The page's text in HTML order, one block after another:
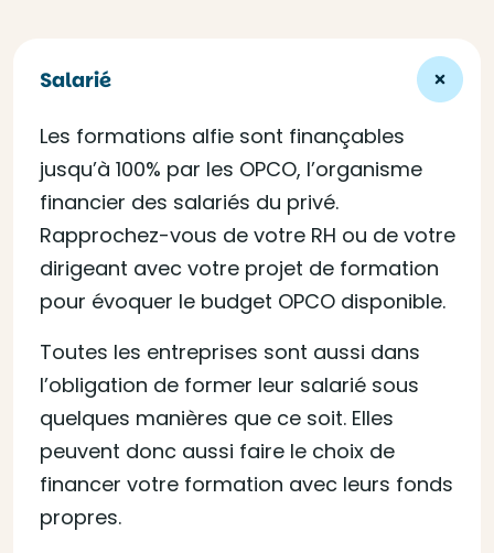
Salarié
Les formations alfie sont finançables
jusqu’à 100% par les OPCO, l’organisme
financier des salariés du privé.
Rapprochez-vous de votre RH ou de votre
dirigeant avec votre projet de formation
pour évoquer le budget OPCO disponible.
Toutes les entreprises sont aussi dans
l’obligation de former leur salarié sous
quelques manières que ce soit. Elles
peuvent donc aussi faire le choix de
financer votre formation avec leurs fonds
propres.